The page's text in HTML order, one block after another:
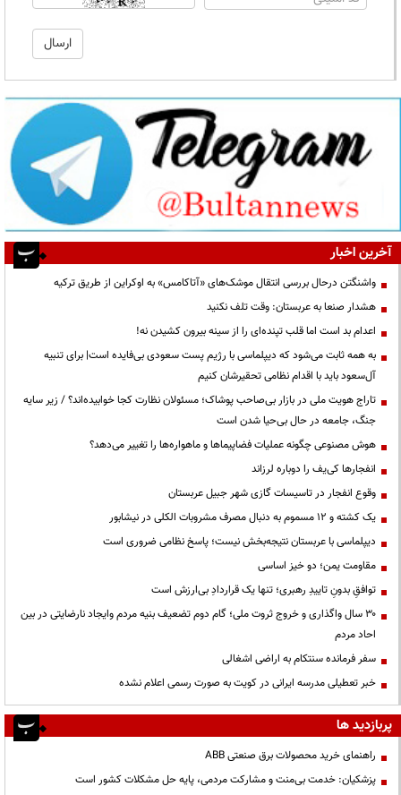
آخرین اخبار
واشنگتن درحال بررسی انتقال موشک‌های «آتاکامس» به اوکراین از طریق ترکیه
هشدار صنعا به عربستان: وقت تلف نکنید
اعدام بد است اما قلب تپنده‌ای را از سینه بیرون کشیدن نه!
به همه ثابت می‌شود که دیپلماسی با رژیم پست سعودی بی‌فایده است| برای تنبیه
آل‌سعود باید با اقدام نظامی تحقیرشان کنیم
تاراج هویت ملی در بازار بی‌صاحب پوشاک؛ مسئولان نظارت کجا خوابیده‌اند؟ / زیر سایه
جنگ، جامعه در حال بی‌حیا شدن است
هوش مصنوعی چگونه عملیات فضاپیماها و ماهواره‌ها را تغییر می‌دهد؟
انفجارها کی‌یف را دوباره لرزاند
وقوع انفجار در تاسیسات گازی شهر جبیل عربستان
یک کشته و ۱۲ مسموم به دنبال مصرف مشروبات الکلی در نیشابور
دیپلماسی با عربستان نتیجه‌بخش نیست؛ پاسخ نظامی ضروری است
مقاومت یمن؛ دو خیز اساسی
توافقِ بدونِ تاییدِ رهبری؛ تنها یک قراردادِ بی‌ارزش است
۳۰ سال واگذاری و خروج ثروت ملی؛ گام دوم تضعیف بنیه مردم وایجاد نارضایتی در بین
احاد مردم
سفر فرمانده سنتکام به اراضی اشغالی
خبر تعطیلی مدرسه ایرانی در کویت به صورت رسمی اعلام نشده
پربازدید ها
راهنمای خرید محصولات برق صنعتی ABB
پزشکیان: خدمت بی‌منت و مشارکت مردمی، پایه حل مشکلات کشور است